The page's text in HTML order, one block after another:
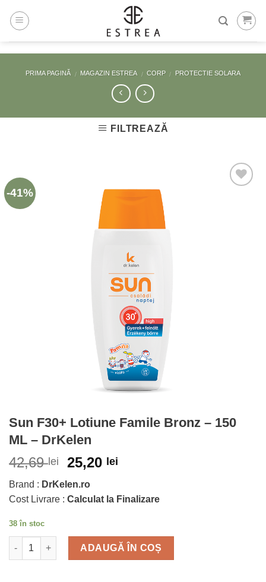
PRIMA PAGINĂ / MAGAZIN ESTREA / CORP / PROTECTIE SOLARA
FILTREAZĂ
-41%
Sun F30+ Lotiune Famile Bronz – 150
ML – DrKelen
42,69lei 25,20 lei
Brand : DrKelen.ro
Cost Livrare : Calculat la Finalizare
38 în stoc
Cantitate
ADAUGĂ ÎN COȘ